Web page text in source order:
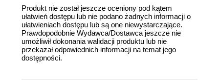
Produkt nie został jeszcze oceniony pod kątem
ułatwień dostępu lub nie podano żadnych informacji o
ułatwieniach dostępu lub są one niewystarczające.
Prawdopodobnie Wydawca/Dostawca jeszcze nie
umożliwił dokonania walidacji produktu lub nie
przekazał odpowiednich informacji na temat jego
dostępności.